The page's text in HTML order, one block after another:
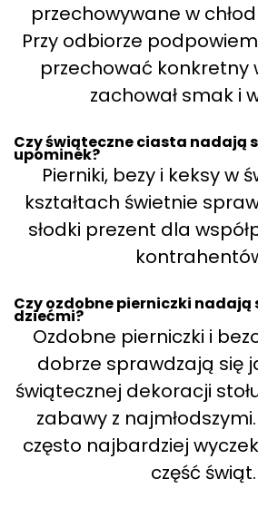
przechowywane w
Przy odbiorze
przechować konkretny
zachował smak i
Czy świąteczne ciasta nadają
upominek?
Pierniki, bezy i keksy w
kształtach świetnie
słodki prezent dla
Czy ozdobne pierniczki nadają
dziećmi?
Ozdobne pierniczki i
dobrze sprawdzają się
świątecznej dekoracji
zabawy z
często najbardziej
część świąt.